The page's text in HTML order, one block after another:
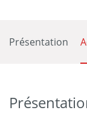
Présentation